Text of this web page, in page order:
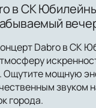
в СК
Dabro в СК
мощную
звуком
города.